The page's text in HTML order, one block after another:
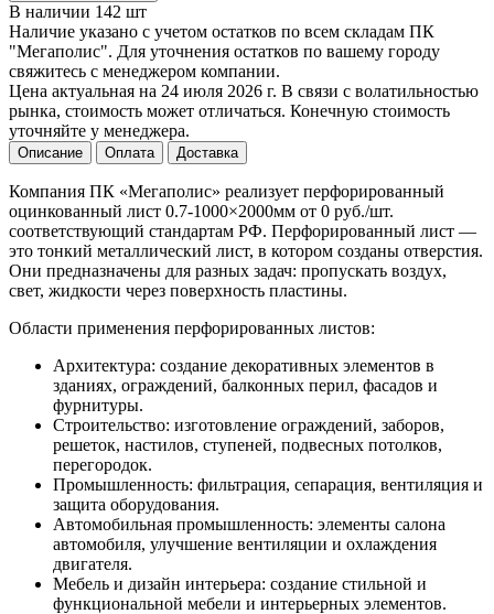
В наличии 142 шт
Наличие указано с учетом остатков по всем складам ПК
"Мегаполис". Для уточнения остатков по вашему городу
свяжитесь с менеджером компании.
Цена актуальная на 24 июля 2026 г. В связи с волатильностью
рынка, стоимость может отличаться. Конечную стоимость
уточняйте у менеджера.
Описание Оплата Доставка
Компания ПК «Мегаполис» реализует перфорированный
оцинкованный лист 0.7-1000×2000мм от 0 руб./шт.
соответствующий стандартам РФ. Перфорированный лист —
это тонкий металлический лист, в котором созданы отверстия.
Они предназначены для разных задач: пропускать воздух,
свет, жидкости через поверхность пластины.
Области применения перфорированных листов:
Архитектура: создание декоративных элементов в
зданиях, ограждений, балконных перил, фасадов и
фурнитуры.
Строительство: изготовление ограждений, заборов,
решеток, настилов, ступеней, подвесных потолков,
перегородок.
Промышленность: фильтрация, сепарация, вентиляция и
защита оборудования.
Автомобильная промышленность: элементы салона
автомобиля, улучшение вентиляции и охлаждения
двигателя.
Мебель и дизайн интерьера: создание стильной и
функциональной мебели и интерьерных элементов.